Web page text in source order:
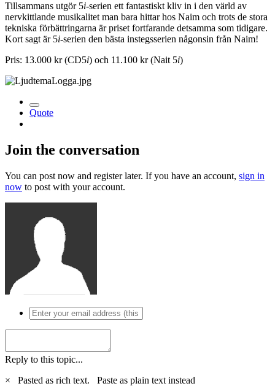
Tillsammans utgör 5i-serien ett fantastiskt kliv in i den värld av
nervkittlande musikalitet man bara hittar hos Naim och trots de stora
tekniska förbättringarna är priset fortfarande detsamma som tidigare.
Kort sagt är 5i-serien den bästa instegsserien någonsin från Naim!
Pris: 13.000 kr (CD5i) och 11.100 kr (Nait 5i)
Quote
Join the conversation
You can post now and register later. If you have an account, sign in
now to post with your account.
Reply to this topic...
×
Pasted as rich text. Paste as plain text instead